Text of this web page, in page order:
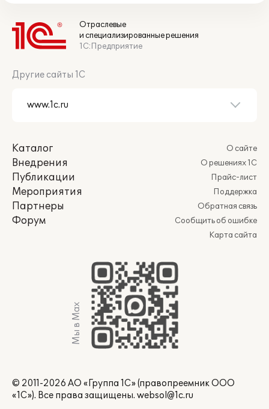
Отраслевые
и специализированные решения
1С:Предприятие
Другие сайты 1С
Каталог
Внедрения
Публикации
Мероприятия
Партнеры
Форум
О сайте
О решениях 1С
Прайс-лист
Поддержка
Обратная связь
Сообщить об ошибке
Карта сайта
Мы в Max
© 2011-2026 АО «Группа 1С» (правопреемник ООО
«1С»). Все права защищены. websol@1c.ru